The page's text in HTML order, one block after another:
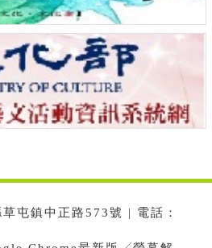
屯鎮中正路573號 | 電話：